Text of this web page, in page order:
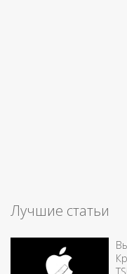
Лучшие статьи